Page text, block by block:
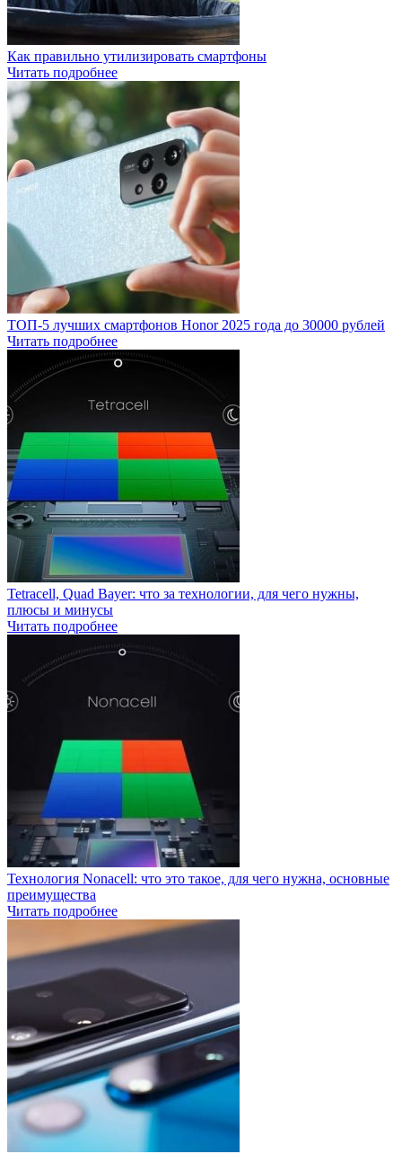
Как правильно утилизировать смартфоны
Читать подробнее
ТОП-5 лучших смартфонов Honor 2025 года до 30000 рублей
Читать подробнее
Tetracell, Quad Bayer: что за технологии, для чего нужны,
плюсы и минусы
Читать подробнее
Технология Nonacell: что это такое, для чего нужна, основные
преимущества
Читать подробнее